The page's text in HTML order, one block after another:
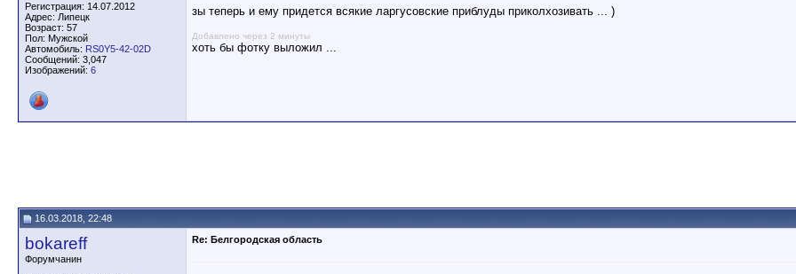
Регистрация: 14.07.2012
Адрес: Липецк
Возраст: 57
Пол: Мужской
Автомобиль: RS0Y5-42-02D
Сообщений: 3,047
Изображений: 6
зы теперь и ему придется всякие ларгусовские приблуды приколхозивать ... )
Добавлено через 2 минуты
хоть бы фотку выложил ...
16.03.2018, 22:48
bokareff
Форумчанин
Re: Белгородская область